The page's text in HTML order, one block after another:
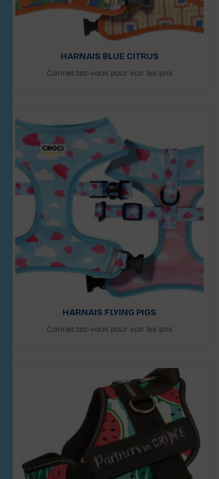
HARNAIS BLUE CITRUS
Connectez-vous pour voir les prix
HARNAIS FLYING PIGS
Connectez-vous pour voir les prix